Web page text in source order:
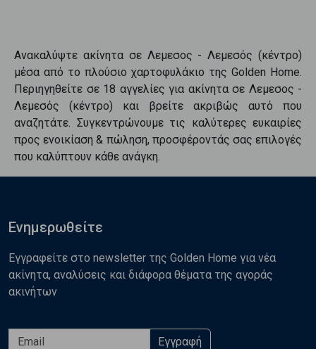
Ανακαλύψτε ακίνητασε Λεμεσος - Λεμεσός (κέντρο)
μέσα από το πλούσιο χαρτοφυλάκιο της Golden Home.
Περιηγηθείτε σε 18 αγγελίες για ακίνητασε Λεμεσος -
Λεμεσός (κέντρο) και βρείτε ακριβώς αυτό που
αναζητάτε. Συγκεντρώνουμε τις καλύτερες ευκαιρίες
προςενοικίαση & πώληση, προσφέροντάς σας επιλογές
που καλύπτουν κάθε ανάγκη.
Ενημερωθείτε
Εγγραφείτε στο newsletter της Golden Home για νέα
ακίνητα, αναλύσεις και διάφορα θέματα της αγοράς
ακινήτων
Εγγραφή